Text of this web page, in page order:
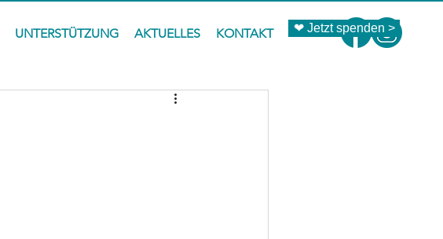
UNTERSTÜTZUNG AKTUELLES KONTAKT ❤ Jetzt spenden >